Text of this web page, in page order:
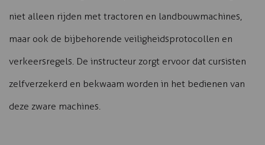
niet alleen rijden met tractoren en landbouwmachines,
maar ook de bijbehorende veiligheidsprotocollen en
verkeersregels. De instructeur zorgt ervoor dat cursisten
zelfverzekerd en bekwaam worden in het bedienen van
deze zware machines.